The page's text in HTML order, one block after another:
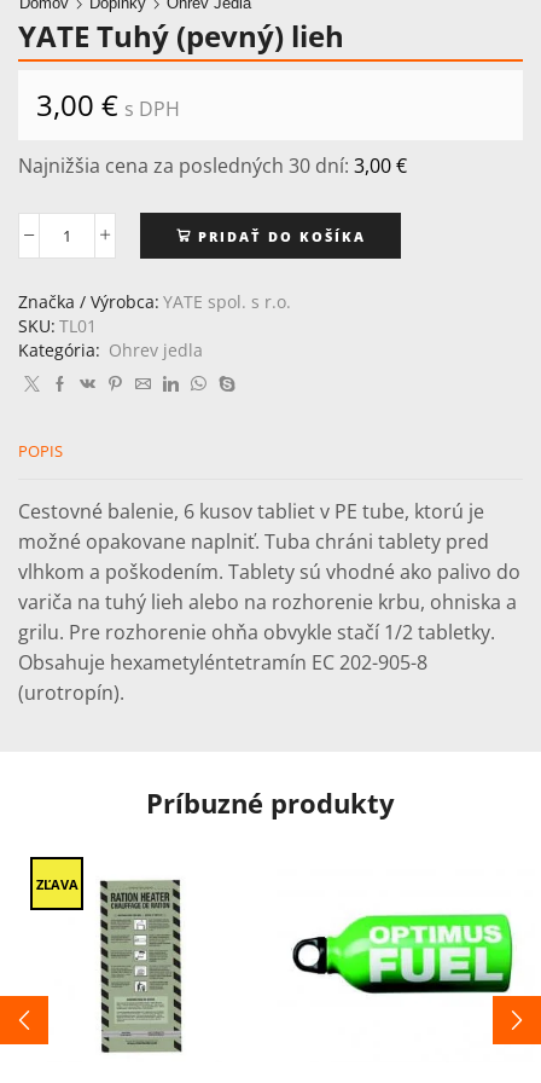
YATE Tuhý (pevný) lieh
3,00 € s DPH
Najnižšia cena za posledných 30 dní: 3,00€
množstvo
Tuhý
(pevný)
lieh
PRIDAŤ DO KOŠÍKA
Značka / Výrobca: YATE spol. s r.o.
SKU: TL01
Kategória: Ohrev jedla
POPIS
Cestovné balenie, 6 kusov tabliet v PE tube, ktorú je
možné opakovane naplniť. Tuba chráni tablety pred
vlhkom a poškodením. Tablety sú vhodné ako palivo do
variča na tuhý lieh alebo na rozhorenie krbu, ohniska a
grilu. Pre rozhorenie ohňa obvykle stačí 1/2 tabletky.
Obsahuje hexametyléntetramín EC 202-905-8
(urotropín).
Príbuzné produkty
ZĽAVA